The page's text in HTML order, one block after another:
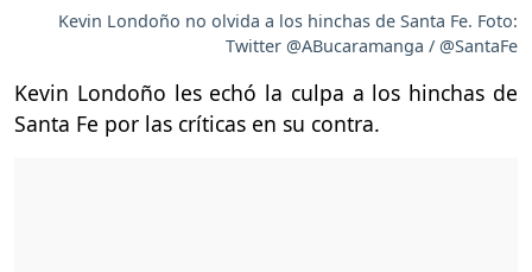
Kevin Londoño no olvida a los hinchas de Santa Fe. Foto:
Twitter @ABucaramanga / @SantaFe
Kevin Londoño les echó la culpa a los hinchas de
Santa Fe por las críticas en su contra.